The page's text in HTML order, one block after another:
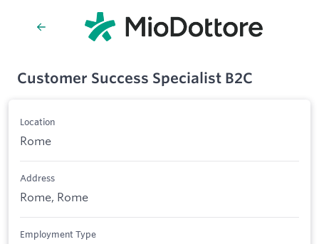
Customer Success Specialist B2C
Location
Rome
Address
Rome, Rome
Employment Type